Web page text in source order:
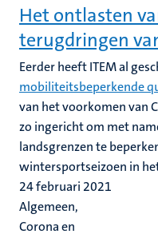
Het ontlasten
terugdringen
Eerder heeft ITEM al
mobiliteitsbeperkende
van het voorkomen van
zo ingericht om met
landsgrenzen te
wintersportseizoen in
24 februari 2021
Algemeen,
Corona en